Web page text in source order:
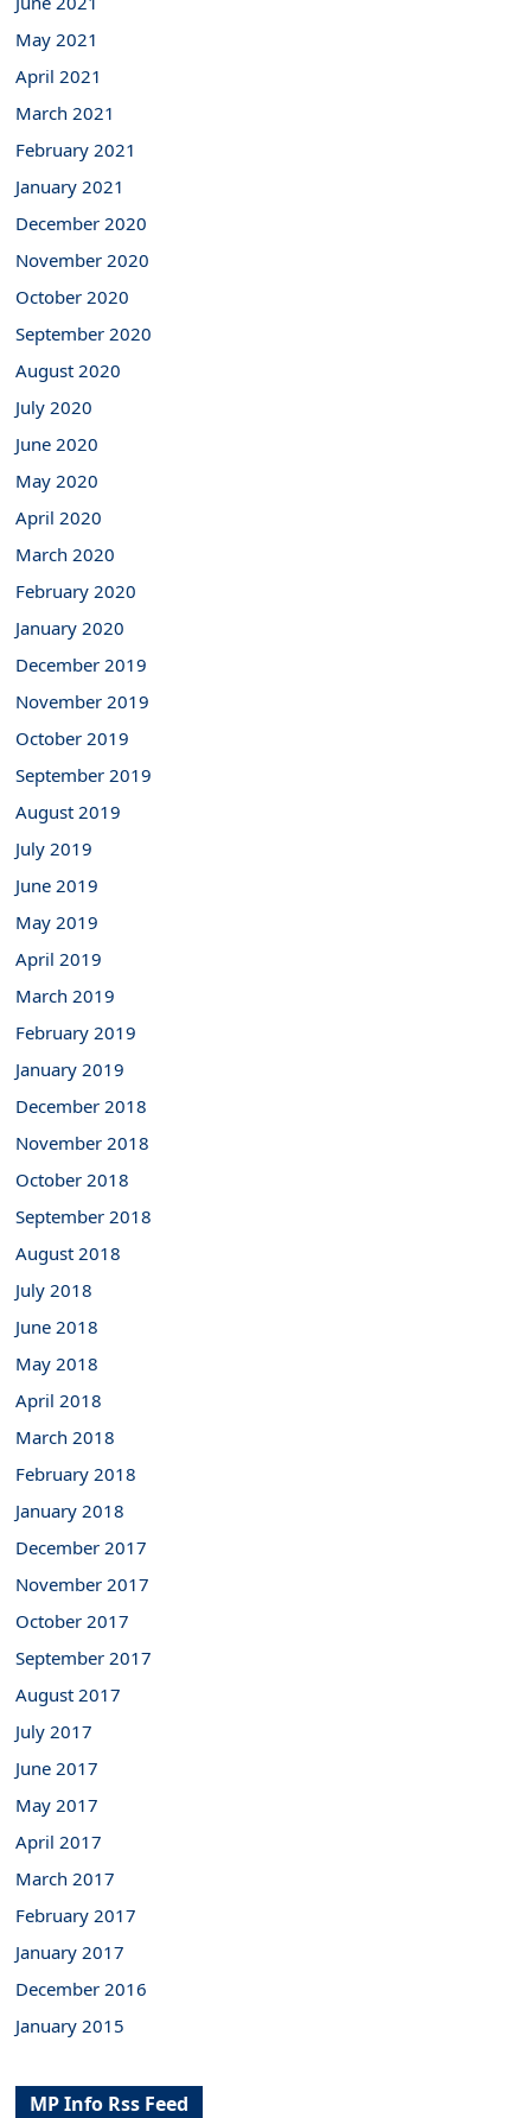
May 2021
April 2021
March 2021
February 2021
January 2021
December 2020
November 2020
October 2020
September 2020
August 2020
July 2020
June 2020
May 2020
April 2020
March 2020
February 2020
January 2020
December 2019
November 2019
October 2019
September 2019
August 2019
July 2019
June 2019
May 2019
April 2019
March 2019
February 2019
January 2019
December 2018
November 2018
October 2018
September 2018
August 2018
July 2018
June 2018
May 2018
April 2018
March 2018
February 2018
January 2018
December 2017
November 2017
October 2017
September 2017
August 2017
July 2017
June 2017
May 2017
April 2017
March 2017
February 2017
January 2017
December 2016
January 2015
MP Info Rss Feed